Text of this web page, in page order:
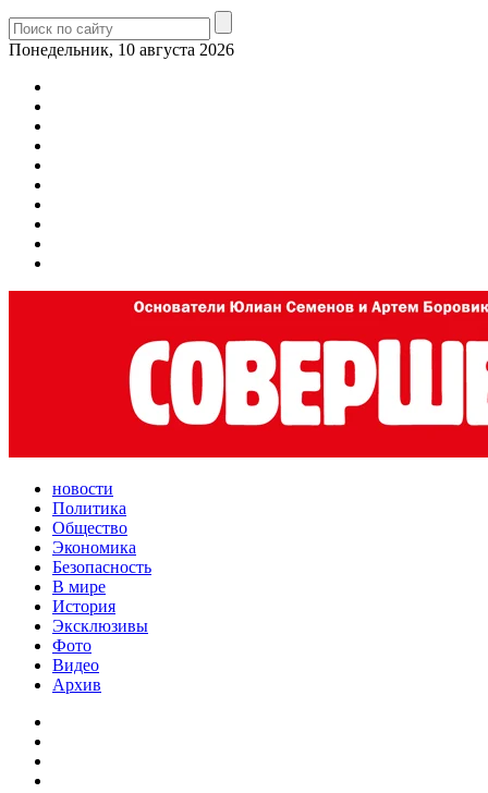
Понедельник, 10 августа 2026
новости
Политика
Общество
Экономика
Безопасность
В мире
История
Эксклюзивы
Фото
Видео
Архив